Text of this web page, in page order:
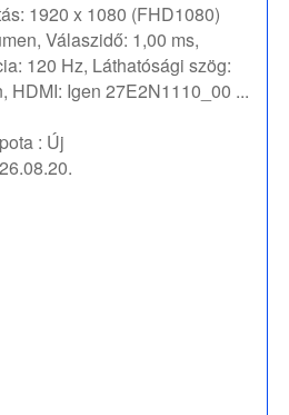
1920 x 1080 (FHD1080)
Válaszidő: 1,00 ms,
120 Hz, Láthatósági szög:
HDMI: Igen 27E2N1110_00 ...
: Új